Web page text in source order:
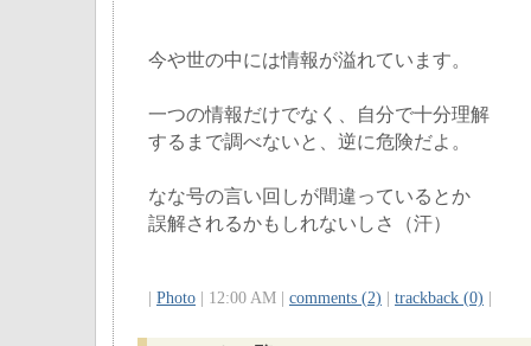
今や世の中には情報が溢れています。
一つの情報だけでなく、自分で十分理解
するまで調べないと、逆に危険だよ。
なな号の言い回しが間違っているとか
誤解されるかもしれないしさ（汗）
Photo | 12:00 AM | comments (2) trackback (0)